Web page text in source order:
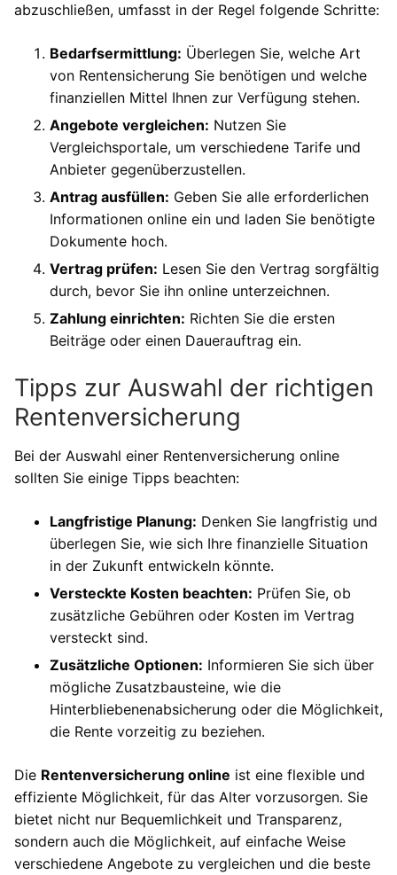
abzuschließen, umfasst in der Regel folgende Schritte:
Bedarfsermittlung: Überlegen Sie, welche Art
von Rentensicherung Sie benötigen und welche
finanziellen Mittel Ihnen zur Verfügung stehen.
Angebote vergleichen: Nutzen Sie
Vergleichsportale, um verschiedene Tarife und
Anbieter gegenüberzustellen.
Antrag ausfüllen: Geben Sie alle erforderlichen
Informationen online ein und laden Sie benötigte
Dokumente hoch.
Vertrag prüfen: Lesen Sie den Vertrag sorgfältig
durch, bevor Sie ihn online unterzeichnen.
Zahlung einrichten: Richten Sie die ersten
Beiträge oder einen Dauerauftrag ein.
Tipps zur Auswahl der richtigen
Rentenversicherung
Bei der Auswahl einer Rentenversicherung online
sollten Sie einige Tipps beachten:
Langfristige Planung: Denken Sie langfristig und
überlegen Sie, wie sich Ihre finanzielle Situation
in der Zukunft entwickeln könnte.
Versteckte Kosten beachten: Prüfen Sie, ob
zusätzliche Gebühren oder Kosten im Vertrag
versteckt sind.
Zusätzliche Optionen: Informieren Sie sich über
mögliche Zusatzbausteine, wie die
Hinterbliebenenabsicherung oder die Möglichkeit,
die Rente vorzeitig zu beziehen.
Die Rentenversicherung online ist eine flexible und
effiziente Möglichkeit, für das Alter vorzusorgen. Sie
bietet nicht nur Bequemlichkeit und Transparenz,
sondern auch die Möglichkeit, auf einfache Weise
verschiedene Angebote zu vergleichen und die beste